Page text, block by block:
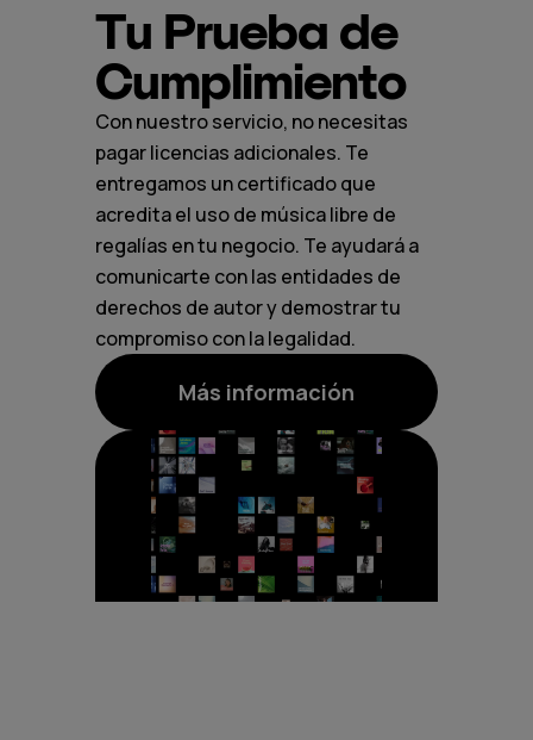
Tu Prueba de
Cumplimiento
Con nuestro servicio, no necesitas
pagar licencias adicionales. Te
entregamos un certificado que
acredita el uso de música libre de
regalías en tu negocio. Te ayudará a
comunicarte con las entidades de
derechos de autor y demostrar tu
compromiso con la legalidad.
Más información